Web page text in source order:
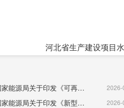
河北省生产建设项目
国家发展改革委 国家能源局关于印发《可再生能源发展“十五五”规划》的通知 （发改能源〔2026〕1067号）
2026-
国家发展改革委 国家能源局关于印发《新型电力系统建设“十五五”规划》的通知​ （发改能源〔2026〕942号） 2026-